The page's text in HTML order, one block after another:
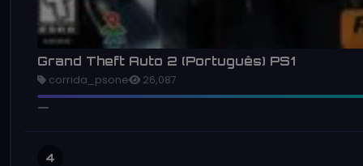
Grand Theft Auto 2 (Português) PS1
corrida_psone 26,087
4